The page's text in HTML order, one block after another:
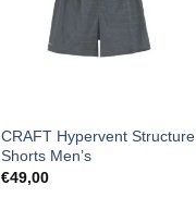
CRAFT Hypervent Structure
Shorts Men’s
€49,00